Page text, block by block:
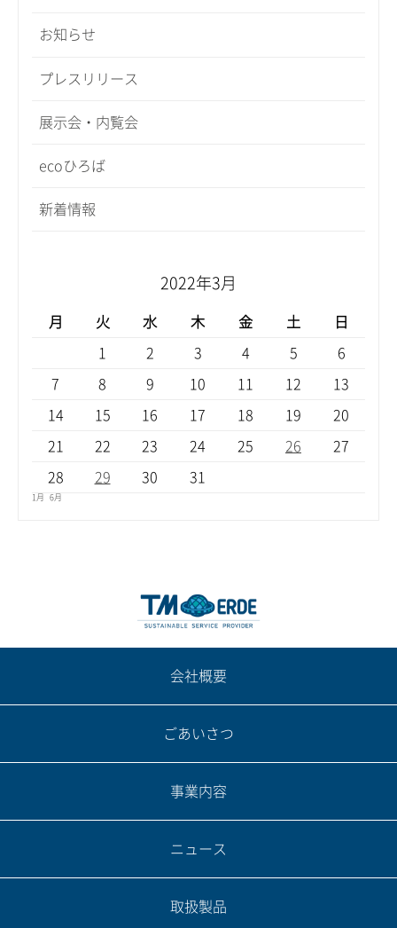
お知らせ
プレスリリース
展示会・内覧会
ecoひろば
新着情報
2022年3月
月 火 水 木 金 土 日
1 2 3 4 5 6
7 8 9 10 11 12 13
14 15 16 17 18 19 20
21 22 23 24 25 26 27
28 29 30 31
1月 6月
会社概要
ごあいさつ
事業内容
ニュース
取扱製品